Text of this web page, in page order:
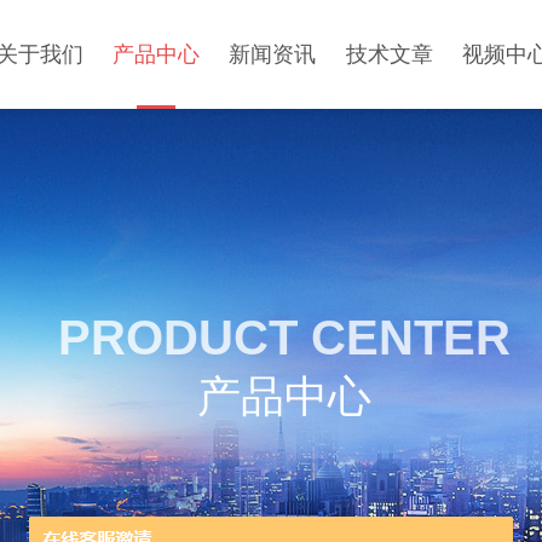
于我们 产品中心 新闻资讯 技术文章 视频中
PRODUCT CENTER
产品中心